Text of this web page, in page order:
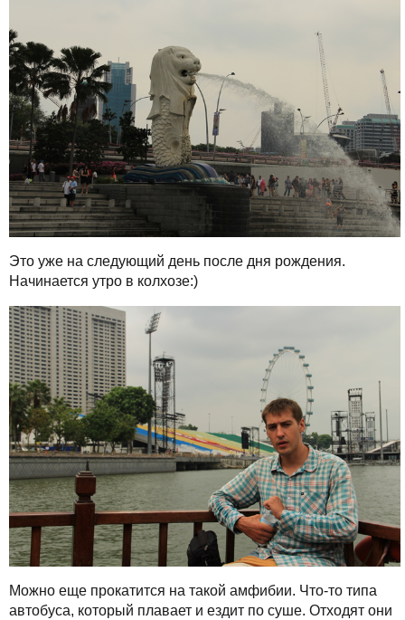
Это уже на следующий день после дня рождения.
Начинается утро в колхозе:)
Можно еще прокатится на такой амфибии. Что-то типа
автобуса, который плавает и ездит по суше. Отходят они